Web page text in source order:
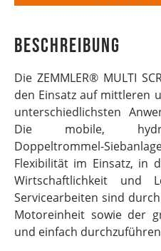
Beschreibung
Die ZEMMLER® MULTI
den Einsatz auf mittleren
unterschiedlichsten
Die mobile,
Doppeltrommel-
Flexibilität im Einsatz, in
Wirtschaftlichkeit und
Servicearbeiten sind
Motoreinheit sowie der
und einfach